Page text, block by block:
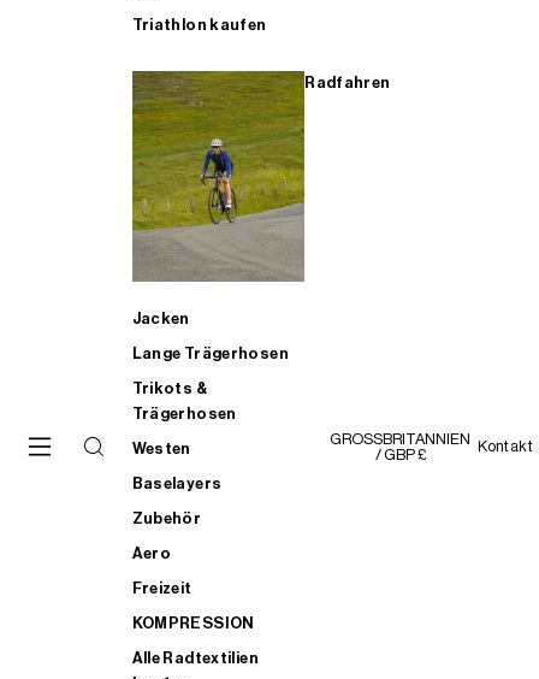
Triathlon kaufen
Radfahren
Jacken
Lange Trägerhosen
Trikots &
Trägerhosen
Westen
Baselayers
Zubehör
Aero
Freizeit
KOMPRESSION
Alle Radtextilien
GROSSBRITANNIEN
/ GBP £
Kontakt